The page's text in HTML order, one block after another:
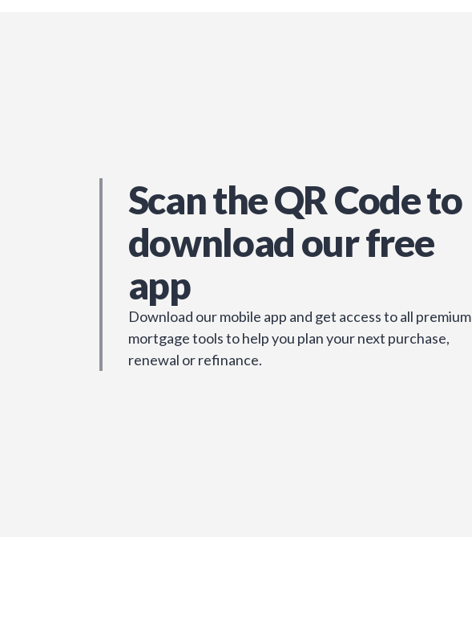
Scan the QR Code to
download our free
app
Download our mobile app and get access to all premium
mortgage tools to help you plan your next purchase,
renewal or refinance.